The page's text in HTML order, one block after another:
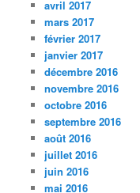
avril 2017
mars 2017
février 2017
janvier 2017
décembre 2016
novembre 2016
octobre 2016
septembre 2016
août 2016
juillet 2016
juin 2016
mai 2016